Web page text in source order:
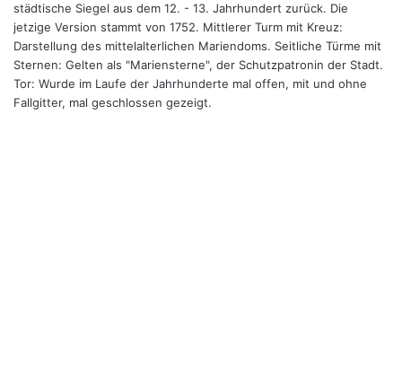
städtische Siegel aus dem 12. - 13. Jahrhundert zurück. Die
jetzige Version stammt von 1752. Mittlerer Turm mit Kreuz:
Darstellung des mittelalterlichen Mariendoms. Seitliche Türme mit
Sternen: Gelten als "Mariensterne", der Schutzpatronin der Stadt.
Tor: Wurde im Laufe der Jahrhunderte mal offen, mit und ohne
Fallgitter, mal geschlossen gezeigt.